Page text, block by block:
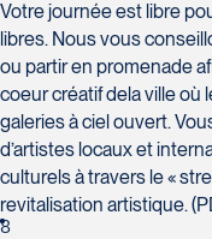
Votre journée est libre
libres. Nous vous
ou partir en promenade
coeur créatif dela ville
galeries à ciel ouvert.
d’artistes locaux et
culturels à travers le «
revitalisation artistique.
8
Salaberry-de-Valleyfield
J6S 0J7
Tél :450-373-1475
Voyages Plein Soleil
4100 Boulevard de
108
Québec
G2C 1T8
Tél :418-847-1023 / 1-